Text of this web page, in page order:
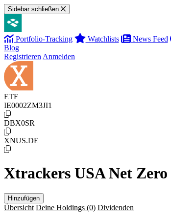
Sidebar schließen
Portfolio-Tracking Watchlists News Feed
Blog
Registrieren Anmelden
ETF
IE0002ZM3JI1
DBX0SR
XNUS.DE
Xtrackers USA Net
Hinzufügen
Übersicht Deine Holdings (0) Dividenden